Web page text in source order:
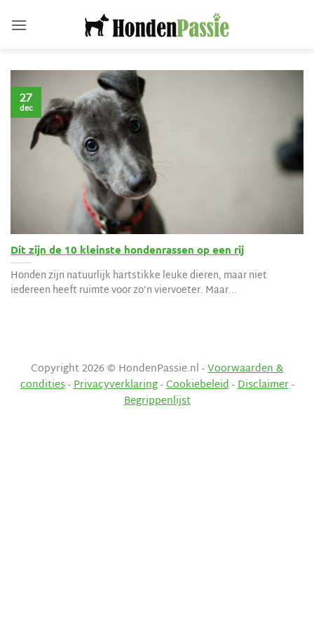
naar
Dit zijn de 10 kleinste hondenrassen op een rij
Honden zijn natuurlijk hartstikke leuke dieren, maar niet
iedereen heeft ruimte voor zo’n viervoeter. Maar...
27
dec
Copyright 2026 © HondenPassie.nl -Voorwaarden &
condities-Privacyverklaring-Cookiebeleid-Disclaimer-
Begrippenlijst